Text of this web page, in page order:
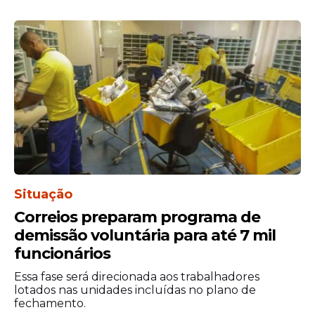
Situação
Correios preparam programa de
demissão voluntária para até 7 mil
funcionários
Essa fase será direcionada aos trabalhadores
lotados nas unidades incluídas no plano de
fechamento.